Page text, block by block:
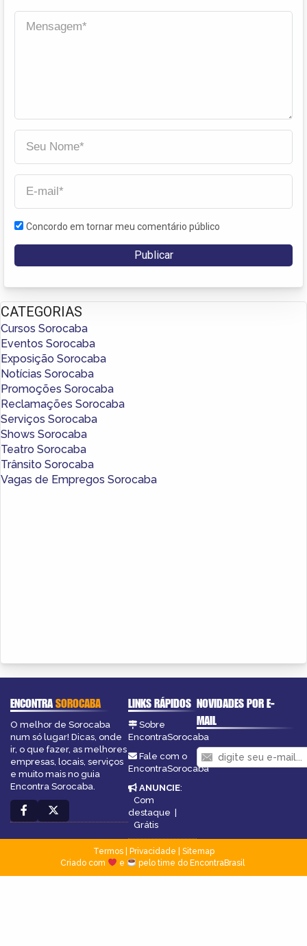
Concordo em tornar meu comentário público
CATEGORIAS
Cursos Sorocaba
Eventos Sorocaba
Exposição Sorocaba
Notícias Sorocaba
Promoções Sorocaba
Reclamações Sorocaba
Serviços Sorocaba
Shows Sorocaba
Teatro Sorocaba
Trânsito Sorocaba
Vagas de Empregos Sorocaba
ENCONTRASOROCABA
O melhor de Sorocaba
num só lugar! Dicas, onde
ir, o que fazer, as melhores
empresas, locais, serviços
e muito mais no guia
Encontra Sorocaba.
LINKS RÁPIDOS
Sobre
EncontraSorocaba
Fale com o
EncontraSorocaba
ANUNCIE:
Com
destaque
Grátis
NOVIDADES POR E-
MAIL
Termos| Privacidade
Sitemap
Criado com
e pelo time do EncontraBrasil